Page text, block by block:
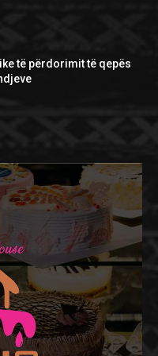
të përdorimit të qepës